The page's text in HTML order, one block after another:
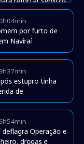
por furto de
Naviraí
estupro tinha
de
deflagra Operação e
drogas e